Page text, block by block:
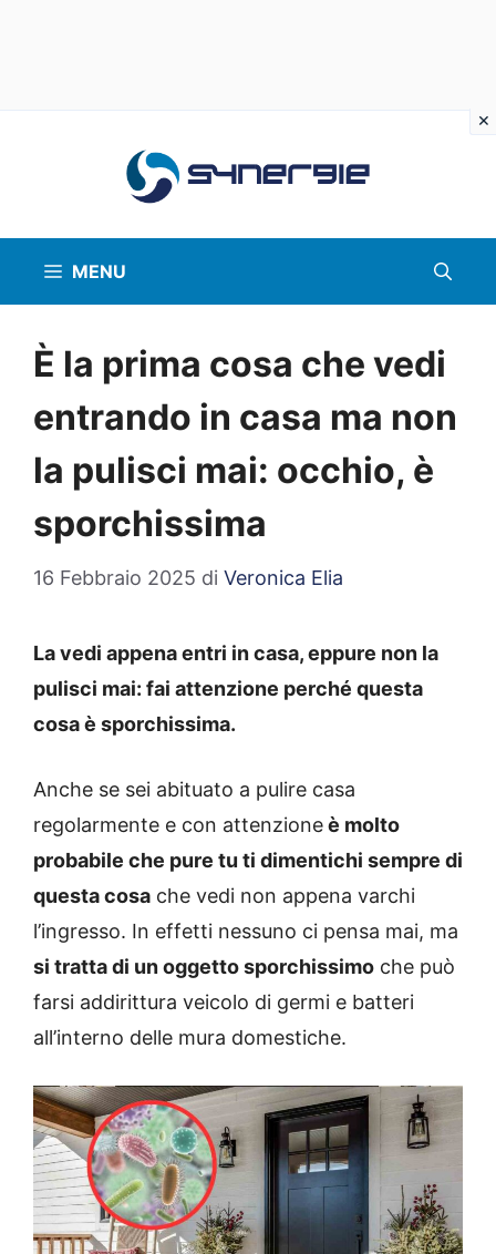
MENU
È la prima cosa che vedi
entrando in casa ma non
la pulisci mai: occhio, è
sporchissima
16 Febbraio 2025 di Veronica Elia
La vedi appena entri in casa, eppure non la
pulisci mai: fai attenzione perché questa
cosa è sporchissima.
Anche se sei abituato a pulire casa
regolarmente e con attenzioneè molto
probabile che pure tu ti dimentichi sempre di
questa cosa che vedi non appena varchi
l’ingresso. In effetti nessuno ci pensa mai, ma
si tratta di un oggetto sporchissimo che può
farsi addirittura veicolo di germi e batteri
all’interno delle mura domestiche.